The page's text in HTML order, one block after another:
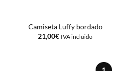
Camiseta Luffy bordado
21,00€ IVA incluido